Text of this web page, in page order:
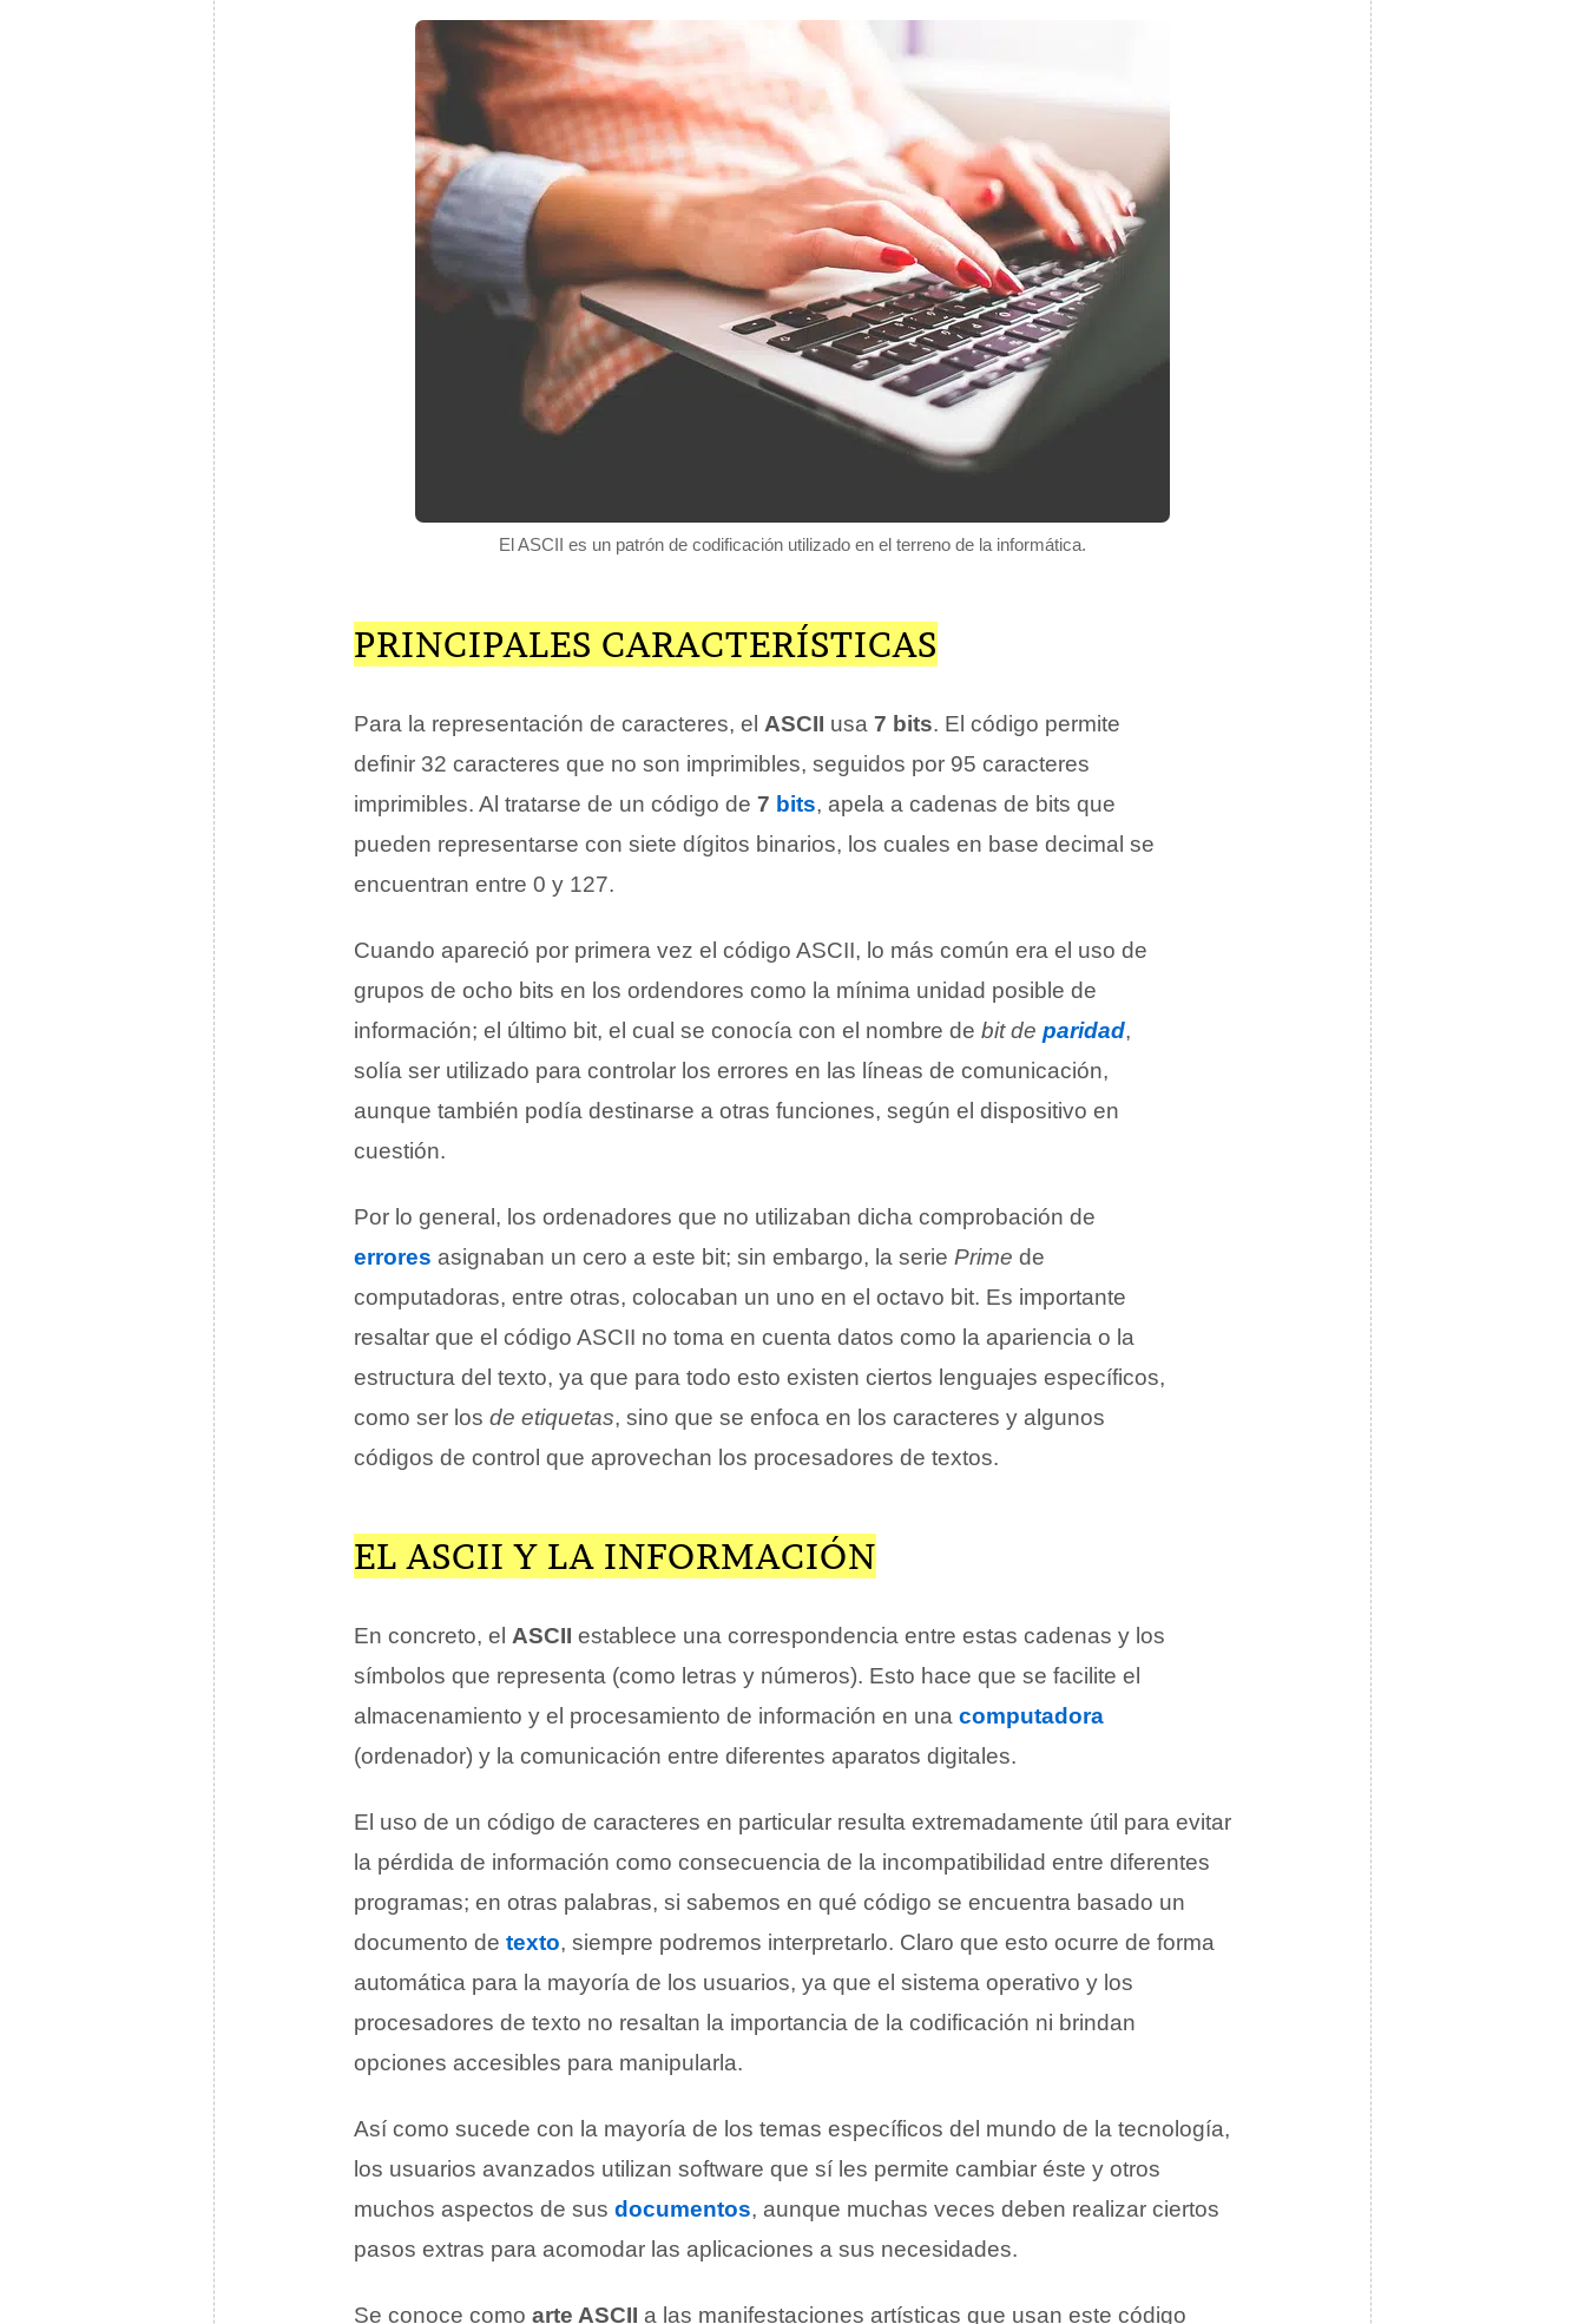
El ASCII es un patrón de codificación utilizado en el terreno de la informática.
PRINCIPALES CARACTERÍSTICAS
Para la representación de caracteres, el ASCII usa 7 bits. El código permite
definir 32 caracteres que no son imprimibles, seguidos por 95 caracteres
imprimibles. Al tratarse de un código de 7 bits, apela a cadenas de bits que
pueden representarse con siete dígitos binarios, los cuales en base decimal se
encuentran entre 0 y 127.
Cuando apareció por primera vez el código ASCII, lo más común era el uso de
grupos de ocho bits en los ordendores como la mínima unidad posible de
información; el último bit, el cual se conocía con el nombre de bit de paridad,
solía ser utilizado para controlar los errores en las líneas de comunicación,
aunque también podía destinarse a otras funciones, según el dispositivo en
cuestión.
Por lo general, los ordenadores que no utilizaban dicha comprobación de
errores asignaban un cero a este bit; sin embargo, la serie Prime de
computadoras, entre otras, colocaban un uno en el octavo bit. Es importante
resaltar que el código ASCII no toma en cuenta datos como la apariencia o la
estructura del texto, ya que para todo esto existen ciertos lenguajes específicos,
como ser los de etiquetas, sino que se enfoca en los caracteres y algunos
códigos de control que aprovechan los procesadores de textos.
EL ASCII Y LA INFORMACIÓN
En concreto, el ASCII establece una correspondencia entre estas cadenas y los
símbolos que representa (como letras y números). Esto hace que se facilite el
almacenamiento y el procesamiento de información en una computadora
(ordenador) y la comunicación entre diferentes aparatos digitales.
El uso de un código de caracteres en particular resulta extremadamente útil para evitar
la pérdida de información como consecuencia de la incompatibilidad entre diferentes
programas; en otras palabras, si sabemos en qué código se encuentra basado un
documento de texto, siempre podremos interpretarlo. Claro que esto ocurre de forma
automática para la mayoría de los usuarios, ya que el sistema operativo y los
procesadores de texto no resaltan la importancia de la codificación ni brindan
opciones accesibles para manipularla.
Así como sucede con la mayoría de los temas específicos del mundo de la tecnología,
los usuarios avanzados utilizan software que sí les permite cambiar éste y otros
muchos aspectos de sus documentos, aunque muchas veces deben realizar ciertos
pasos extras para acomodar las aplicaciones a sus necesidades.
Se conoce como arte ASCII a las manifestaciones artísticas que usan este código